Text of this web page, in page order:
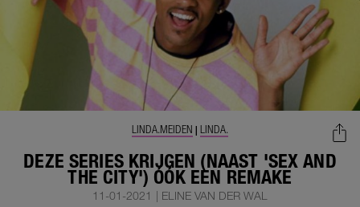
DEZE SERIES KRIJGEN (NAAST 'SEX AND
THE CITY') ÓÓK EEN REMAKE
LINDA.MEIDEN | LINDA.
11-01-2021 | ELINE VAN DER WAL